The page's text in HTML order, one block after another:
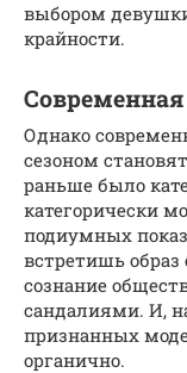
выбором
крайности.
Однако
сезоном
раньше было
категорически
подиумных
встретишь
сознание
сандалиями. И,
признанных
органично.